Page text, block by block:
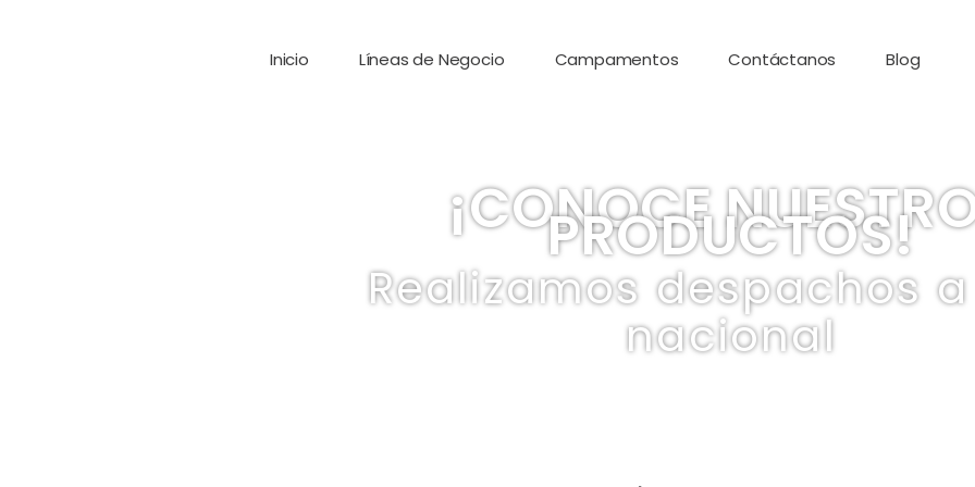
Inicio Líneas de Negocio Campamentos Contáctanos Blog
¡CONOCE
PRODUCTOS!
Realizamos despachos
nacional